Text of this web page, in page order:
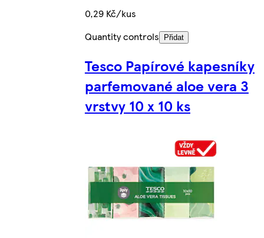
0,29 Kč/kus
Quantity controls
Přidat
Tesco Papírové kapesníky
parfemované aloe vera 3
vrstvy 10 x 10 ks